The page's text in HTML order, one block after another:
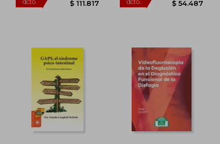
50% $ 223.634 50%